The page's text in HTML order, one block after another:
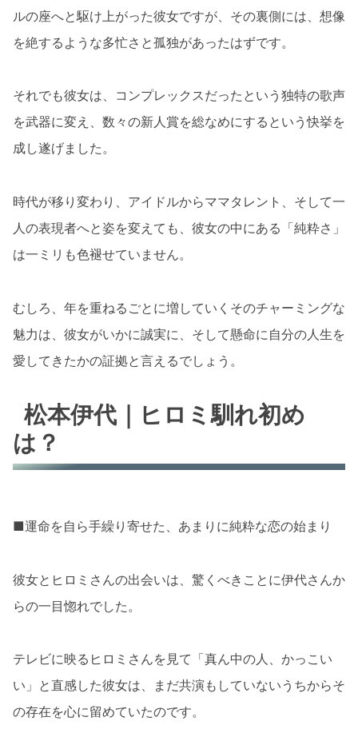
ルの座へと駆け上がった彼女ですが、その裏側には、想像
を絶するような多忙さと孤独があったはずです。
それでも彼女は、コンプレックスだったという独特の歌声
を武器に変え、数々の新人賞を総なめにするという快挙を
成し遂げました。
時代が移り変わり、アイドルからママタレント、そして一
人の表現者へと姿を変えても、彼女の中にある「純粋さ」
は一ミリも色褪せていません。
むしろ、年を重ねるごとに増していくそのチャーミングな
魅力は、彼女がいかに誠実に、そして懸命に自分の人生を
愛してきたかの証拠と言えるでしょう。
松本伊代｜ヒロミ馴れ初め
は？
■運命を自ら手繰り寄せた、あまりに純粋な恋の始まり
彼女とヒロミさんの出会いは、驚くべきことに伊代さんか
らの一目惚れでした。
テレビに映るヒロミさんを見て「真ん中の人、かっこい
い」と直感した彼女は、まだ共演もしていないうちからそ
の存在を心に留めていたのです。